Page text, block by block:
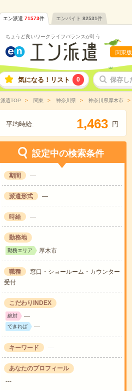
エン派遣 71573件 エンバイト 82531件
ちょうど良いワークライフバランスが叶う
関東版
気になる！リスト 0 保存し
派遣TOP 関東 神奈川県 神奈川県厚木市
平均時給: 1,463 円
設定中の検索条件
期間 ---
派遣形式 ---
時給 ---
勤務地
勤務エリア 厚木市
職種
窓口・ショールーム・カウンター
受付
こだわりINDEX
絶対 ---
できれば ---
キーワード ---
あなたのプロフィール
---